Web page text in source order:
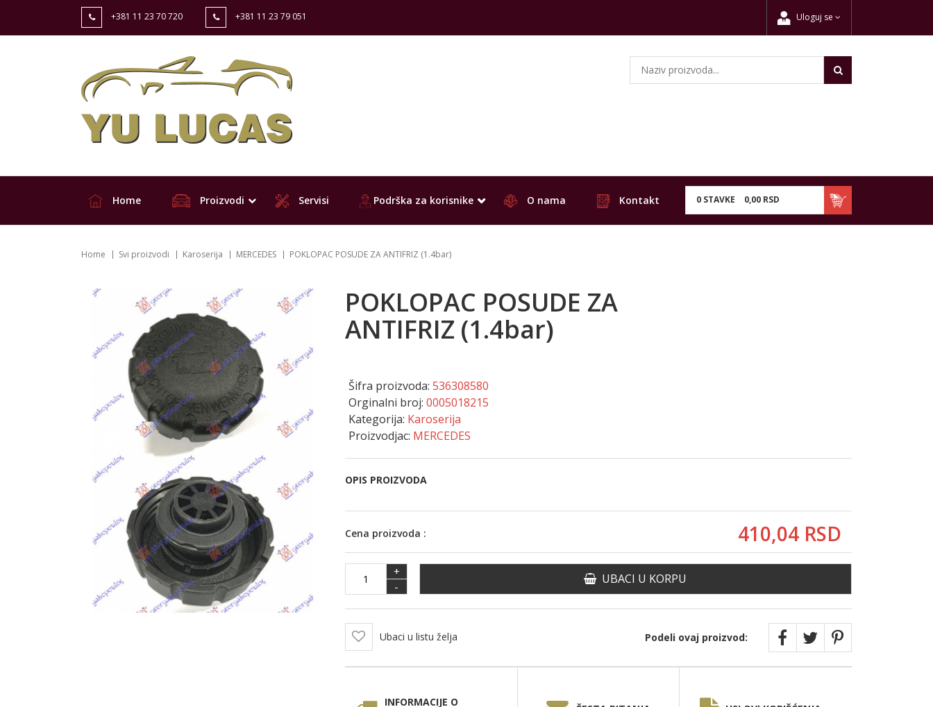
+381 11 23 70 720 +381 11 23 79 051 Uloguj se
0 STAVKE 0,00 RSD
Home Proizvodi Servisi Podrška za korisnike O nama Kontakt
Home Svi proizvodi Karoserija MERCEDES POKLOPAC POSUDE ZA ANTIFRIZ (1.4bar)
POKLOPAC POSUDE ZA
ANTIFRIZ (1.4bar)
Šifra proizvoda: 536308580
Orginalni broj: 0005018215
Kategorija: Karoserija
Proizvodjac: MERCEDES
OPIS PROIZVODA
Cena proizvoda : 410,04 RSD
+
-
UBACI U KORPU
Ubaci u listu želja Podeli ovaj proizvod:
INFORMACIJE O